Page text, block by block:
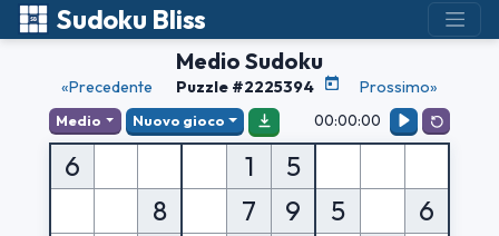
Sudoku Bliss
Medio Sudoku
«Precedente Puzzle #2225394 Prossimo»
Medio Nuovo gioco 00:00:00
6 1
5
8
7 9 5
6